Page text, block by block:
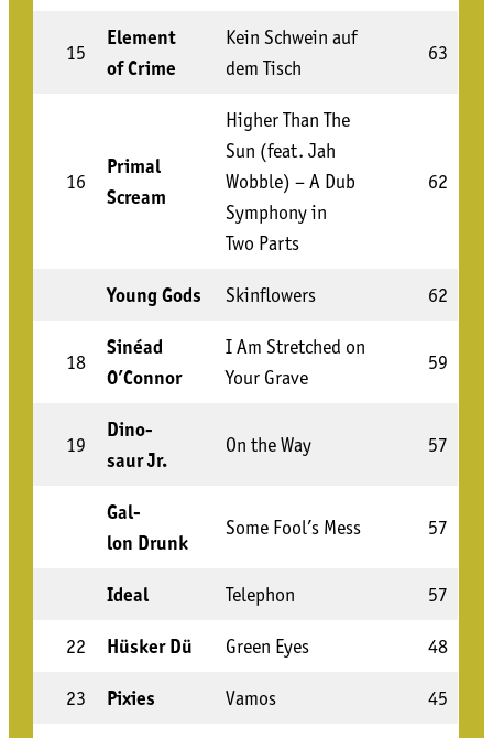
15
Ele­ment
of Crime
Kein Schwein auf
dem Tisch
63
16
Pri­mal
Scream
Hig­her Than The
Sun (feat. Jah
Wob­ble) – A Dub
Sym­pho­ny in
Two Parts
62
Young Gods Skin­flowers 62
18
Sinéad
O’Connor
I Am Stret­ched on
Your Grave
59
19
Dino­
saur Jr.
On the Way 57
Gal­
lon Drunk
Some Fool’s Mess 57
Ide­al Tele­phon 57
22 Hüs­ker Dü Green Eyes 48
23 Pixies Vamos 45